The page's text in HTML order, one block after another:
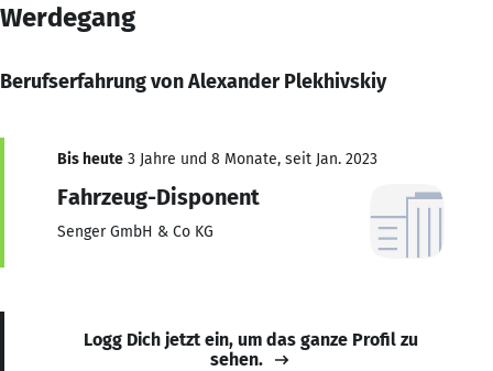
Werdegang
Berufserfahrung von Alexander Plekhivskiy
Bis heute 3 Jahre und 8 Monate, seit Jan. 2023
Fahrzeug-Disponent
Senger GmbH & Co KG
Logg Dich jetzt ein, um das ganze Profil zu
sehen.